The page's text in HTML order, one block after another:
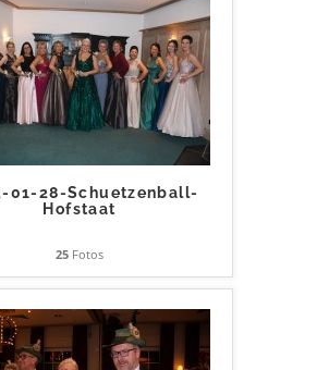
01-28-Schuetzenball-
Hofstaat
25 Fotos